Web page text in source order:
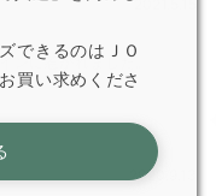
2021.5.15
ンに惹かれました。
2020.9.13
できるのはＪＯ
買い求めくださ